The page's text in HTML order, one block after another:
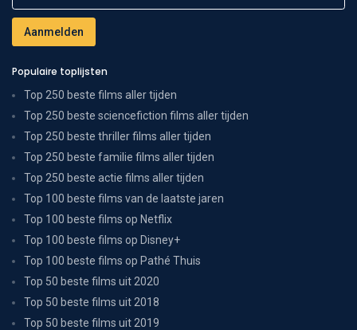
Populaire toplijsten
Top 250 beste films aller tijden
Top 250 beste sciencefiction films aller tijden
Top 250 beste thriller films aller tijden
Top 250 beste familie films aller tijden
Top 250 beste actie films aller tijden
Top 100 beste films van de laatste jaren
Top 100 beste films op Netflix
Top 100 beste films op Disney+
Top 100 beste films op Pathé Thuis
Top 50 beste films uit 2020
Top 50 beste films uit 2018
Top 50 beste films uit 2019